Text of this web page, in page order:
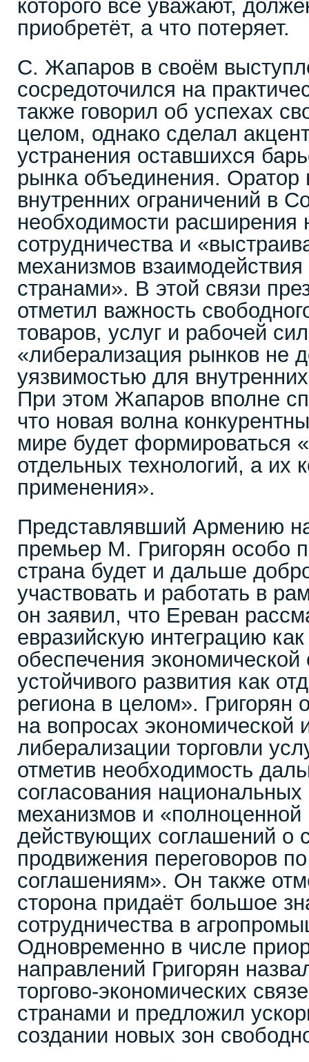
которого все уважают,
приобретёт, а что потеряет.
С. Жапаров в своём
сосредоточился на
также говорил об успехах
целом, однако сделал
устранения оставшихся
рынка объединения. Оратор
внутренних ограничений в
необходимости расширения
сотрудничества и
механизмов
странами». В этой связи
отметил важность
товаров, услуг и рабочей
«либерализация рынков не
уязвимостью для
При этом Жапаров вполне
что новая волна
мире будет формироваться
отдельных технологий, а их
применения».
Представлявший Армению
премьер М. Григорян особо
страна будет и дальше
участвовать и работать в
он заявил, что Ереван
евразийскую интеграцию
обеспечения экономической
устойчивого развития как
региона в целом». Григорян
на вопросах экономической
либерализации торговли
отметив необходимость
согласования
механизмов и «полноценной
действующих соглашений о
продвижения переговоров
соглашениям». Он также
сторона придаёт большое
сотрудничества в
Одновременно в числе
направлений Григорян
торгово-экономических
странами и предложил
создании новых зон